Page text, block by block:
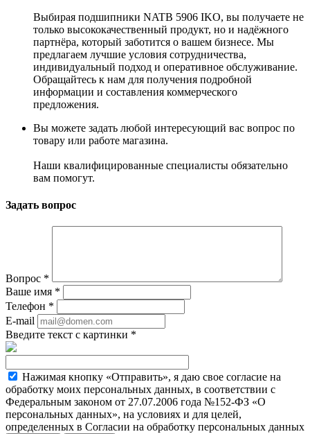
Выбирая подшипники NATB 5906 IKO, вы получаете не
только высококачественный продукт, но и надёжного
партнёра, который заботится о вашем бизнесе. Мы
предлагаем лучшие условия сотрудничества,
индивидуальный подход и оперативное обслуживание.
Обращайтесь к нам для получения подробной
информации и составления коммерческого
предложения.
Вы можете задать любой интересующий вас вопрос по
товару или работе магазина.
Наши квалифицированные специалисты обязательно
вам помогут.
Задать вопрос
Вопрос *
Ваше имя *
Телефон *
E-mail
Введите текст с картинки *
Нажимая кнопку «Отправить», я даю свое согласие на
обработку моих персональных данных, в соответствии с
Федеральным законом от 27.07.2006 года №152-ФЗ «О
персональных данных», на условиях и для целей,
определенных в Согласии на обработку персональных данных